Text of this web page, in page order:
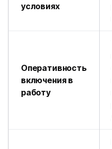
условиях
Оперативность
включения в
работу